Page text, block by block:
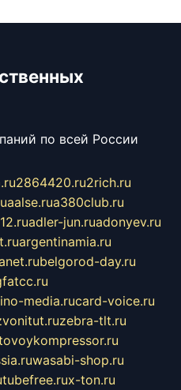
по всей России
2864420.ru2rich.ru
aalse.rua380club.ru
adler-jun.ruadonyev.ru
argentinamia.ru
belgorod-day.ru
media.rucard-voice.ru
zebra-tlt.ru
wasabi-shop.ru
x-ton.ru